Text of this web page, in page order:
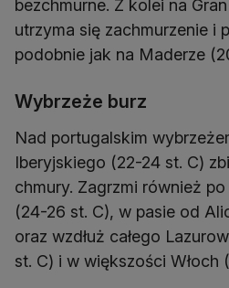
bezchmurne. Z kolei na
utrzyma się zachmurzenie i
podobnie jak na Maderze
Wybrzeże burz
Nad portugalskim
Iberyjskiego (22-24 st. C)
chmury. Zagrzmi również
(24-26 st. C), w pasie od
oraz wzdłuż całego
st. C) i w większości Włoch